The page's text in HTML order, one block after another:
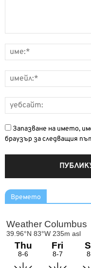
Запазване на името,
браузър за следващия
Времето